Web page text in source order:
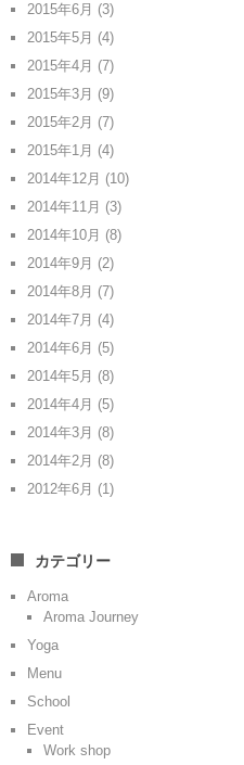
2015年6月 (3)
2015年5月 (4)
2015年4月 (7)
2015年3月 (9)
2015年2月 (7)
2015年1月 (4)
2014年12月 (10)
2014年11月 (3)
2014年10月 (8)
2014年9月 (2)
2014年8月 (7)
2014年7月 (4)
2014年6月 (5)
2014年5月 (8)
2014年4月 (5)
2014年3月 (8)
2014年2月 (8)
2012年6月 (1)
カテゴリー
Aroma
Aroma Journey
Yoga
Menu
School
Event
Work shop